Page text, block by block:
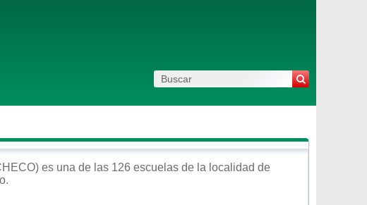
es una de las 126 escuelas de la localidad de
.